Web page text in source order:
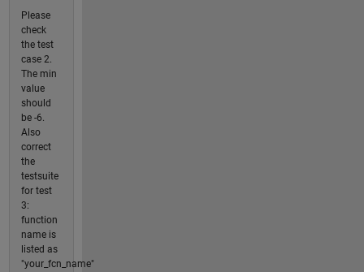
Please
check
the test
case 2.
The min
value
should
be -6.
Also
correct
the
testsuite
for test
3:
function
name is
listed as
"your_fcn_name"